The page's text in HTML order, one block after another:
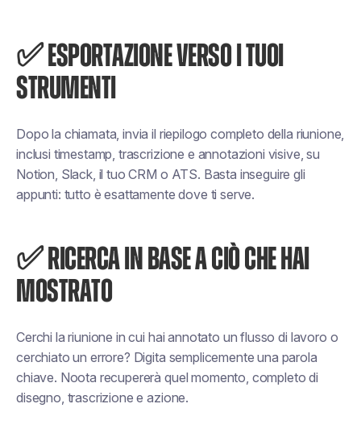
✅ ESPORTAZIONE VERSO I TUOI
STRUMENTI
Dopo la chiamata, invia il riepilogo completo della riunione,
inclusi timestamp, trascrizione e annotazioni visive, su
Notion, Slack, il tuo CRM o ATS. Basta inseguire gli
appunti: tutto è esattamente dove ti serve.
✅ RICERCA IN BASE A CIÒ CHE HAI
MOSTRATO
Cerchi la riunione in cui hai annotato un flusso di lavoro o
cerchiato un errore? Digita semplicemente una parola
chiave. Noota recupererà quel momento, completo di
disegno, trascrizione e azione.